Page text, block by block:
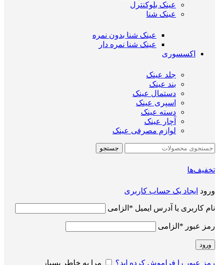
عینک بلوکنترل
عینک شنا
عینک شنا بدون نمره
عینک شنا نمره دار
اکسسوری
جلد عینک
بند عینک
دستمال عینک
اسپری عینک
دسته عینک
آچار عینک
لوازم مصرفی عینک
جستجو
تخفیف‌ها
ورود ایجاد یک حساب کاربری
نام کاربری یا آدرس ایمیل * الزامی
رمز عبور * الزامی
ورود
رمز عبور را فراموش کرده اید؟
مرا به خاطر بسپار